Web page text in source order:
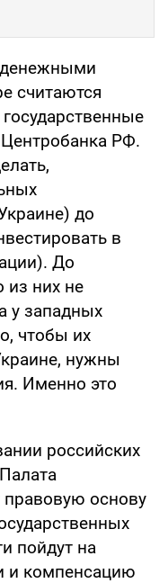
денежными
считаются
РФ.
до
в
До
из них не
у западных
чтобы их
нужны
Именно это
российских
правовую основу
пойдут на
и компенсацию